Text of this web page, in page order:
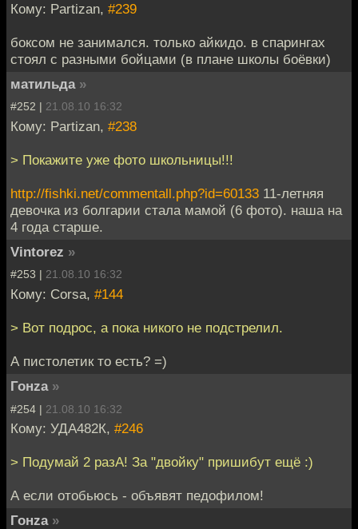
Кому: Partizan, #239
боксом не занимался. только айкидо. в спарингах
стоял с разными бойцами (в плане школы боёвки)
матильда »
#252 | 21.08.10 16:32
Кому: Partizan, #238
> Покажите уже фото школьницы!!!
http://fishki.net/commentall.php?id=60133 11-летняя
девочка из болгарии стала мамой (6 фото). наша на
4 года старше.
Vintorez »
#253 | 21.08.10 16:32
Кому: Corsa, #144
> Вот подрос, а пока никого не подстрелил.
А пистолетик то есть? =)
Гонzа »
#254 | 21.08.10 16:32
Кому: УДА482К, #246
> Подумай 2 разА! За "двойку" пришибут ещё :)
А если отобьюсь - объявят педофилом!
Гонzа »